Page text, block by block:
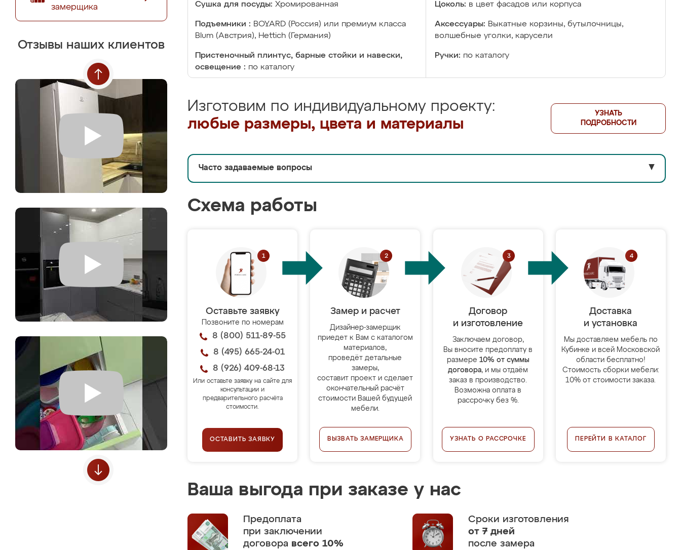
замерщика
Отзывы наших клиентов
Сушка для посуды: Хромированная Цоколь: в цвет фасадов или корпуса
Подъемники : BOYARD (Россия) или премиум класса
Blum (Австрия), Hettich (Германия)
Аксессуары: Выкатные корзины, бутылочницы,
волшебные уголки, карусели
Пристеночный плинтус, барные стойки и навески,
освещение : по каталогу
Ручки: по каталогу
Изготовим по индивидуальному проекту:
любые размеры, цвета и материалы
УЗНАТЬ
ПОДРОБНОСТИ
Часто задаваемые вопросы ▼
Схема работы
Оставьте заявку
Позвоните по номерам
8 (800) 511-89-55
8 (495) 665-24-01
8 (926) 409-68-13
Или оставьте заявку на сайте для
консультации и
предварительного расчёта
стоимости.
ОСТАВИТЬ ЗАЯВКУ
Замер и расчет
Дизайнер-замерщик
приедет к Вам с каталогом
материалов,
проведёт детальные
замеры,
составит проект и сделает
окончательный расчёт
стоимости Вашей будущей
мебели.
ВЫЗВАТЬ ЗАМЕРЩИКА
Договор
и изготовление
Заключаем договор,
Вы вносите предоплату в
размере 10% от суммы
договора, и мы отдаём
заказ в производство.
Возможна оплата в
рассрочку без %.
УЗНАТЬ О РАССРОЧКЕ
Доставка
и установка
Мы доставляем мебель по
Кубинке и всей Московской
области бесплатно!
Стоимость сборки мебели:
10% от стоимости заказа.
ПЕРЕЙТИ В КАТАЛОГ
Ваша выгода при заказе у нас
Предоплата
при заключении
договора всего 10%
Сроки изготовления
от 7 дней
после замера